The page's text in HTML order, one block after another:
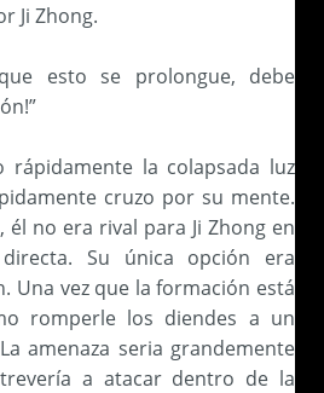
Ji Zhong.
esto se prolongue, debe
rápidamente la colapsada luz
cruzo por su mente.
él no era rival para Ji Zhong en
Su única opción era
Una vez que la formación está
romperle los diendes a un
amenaza seria grandemente
a atacar dentro de la